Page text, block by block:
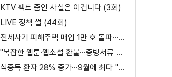
KTV 팩트 줌인 사실은 이겁니다 (3회)
LIVE 정책 썰 (44회)
전세사기 피해주택 매입 1만 호 돌파···피해 지원 속도
"복잡한 웹툰·웹소설 환불···증빙서류 요구까지"
식중독 환자 28% 증가···9월에 최다 "입추 방심 금물"